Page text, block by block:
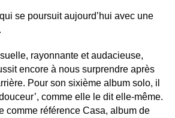
se poursuit aujourd’hui avec une
rayonnante et audacieuse,
encore à nous surprendre après
Pour son sixième album solo, il
comme elle le dit elle-même.
comme référence Casa, album de